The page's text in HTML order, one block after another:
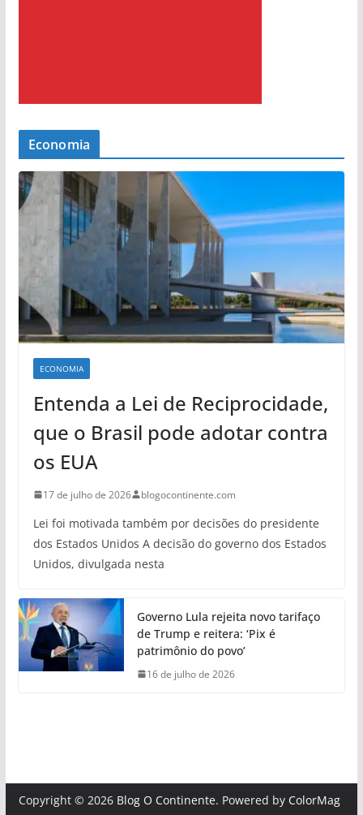
Economia
ECONOMIA
Entenda a Lei de Reciprocidade,
que o Brasil pode adotar contra
os EUA
17 de julho de 2026 blogocontinente.com
Lei foi motivada também por decisões do presidente
dos Estados Unidos A decisão do governo dos Estados
Unidos, divulgada nesta
Governo Lula rejeita novo tarifaço
de Trump e reitera: ‘Pix é
patrimônio do povo’
16 de julho de 2026
Copyright © 2026 Blog O Continente. Powered by ColorMag